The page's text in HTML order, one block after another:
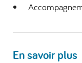
En savoir plus